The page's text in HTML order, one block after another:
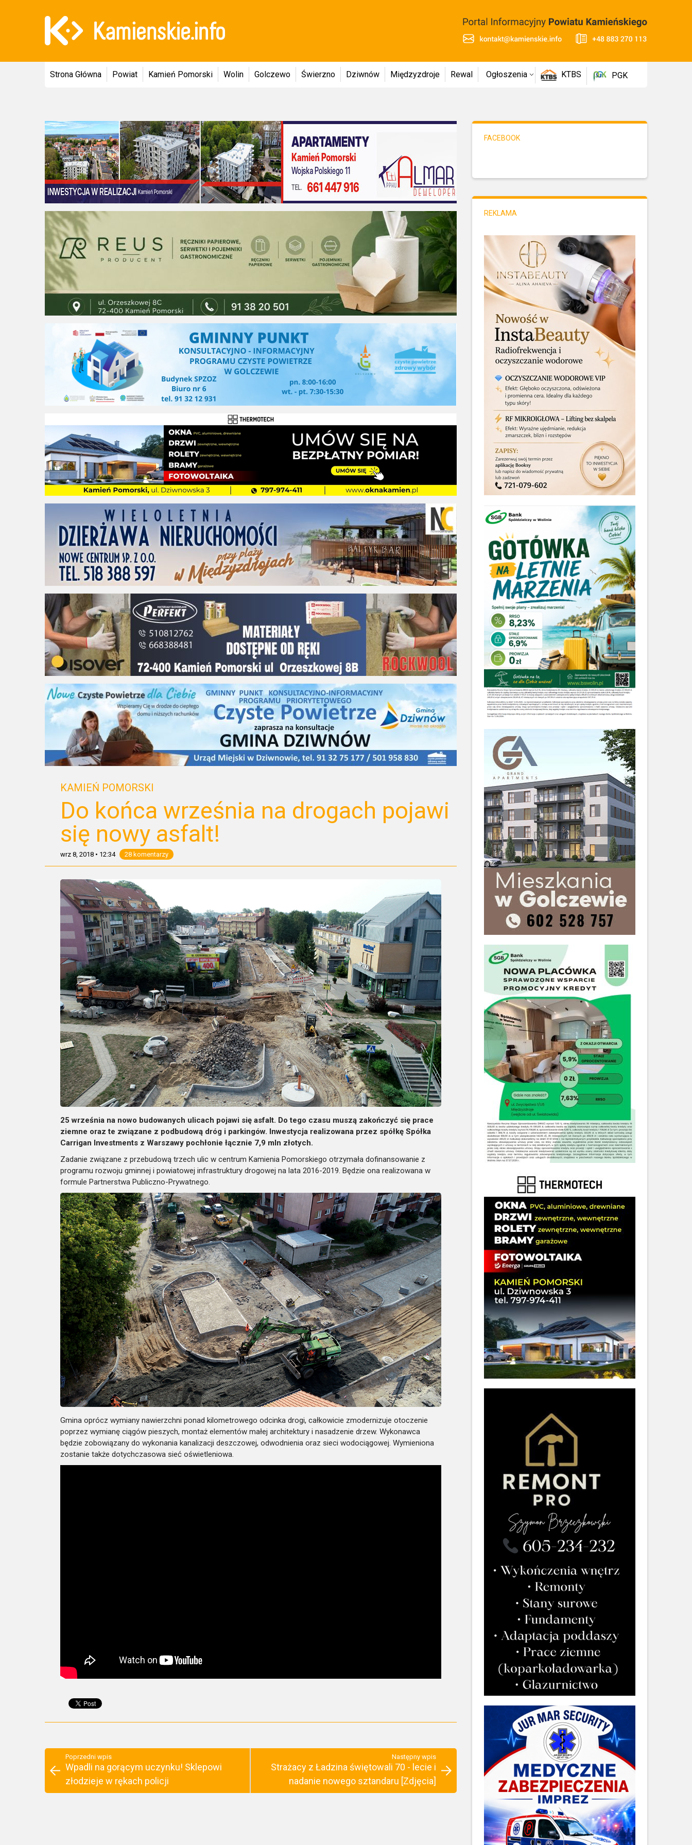
Strona Główna Powiat Kamień Pomorski Wolin Golczewo Świerzno Dziwnów Międzyzdroje Rewal Ogłoszenia KTBS PGK
KAMIEŃ POMORSKI
Do końca września na drogach pojawi
się nowy asfalt!
wrz 8, 2018 • 12:34 28 komentarzy
25 września na nowo budowanych ulicach pojawi się asfalt. Do tego czasu muszą zakończyć się prace
ziemne oraz te związane z podbudową dróg i parkingów. Inwestycja realizowana przez spółkę Spółka
Carrigan Investments z Warszawy pochłonie łącznie 7,9 mln złotych.
Zadanie związane z przebudową trzech ulic w centrum Kamienia Pomorskiego otrzymała dofinansowanie z
programu rozwoju gminnej i powiatowej infrastruktury drogowej na lata 2016-2019. Będzie ona realizowana w
formule Partnerstwa Publiczno-Prywatnego.
Gmina oprócz wymiany nawierzchni ponad kilometrowego odcinka drogi, całkowicie zmodernizuje otoczenie
poprzez wymianę ciągów pieszych, montaż elementów małej architektury i nasadzenie drzew. Wykonawca
będzie zobowiązany do wykonania kanalizacji deszczowej, odwodnienia oraz sieci wodociągowej. Wymieniona
zostanie także dotychczasowa sieć oświetleniowa.
Poprzedni wpis
Wpadli na gorącym uczynku! Sklepowi
złodzieje w rękach policji
Następny wpis
Strażacy z Ładzina świętowali 70 - lecie i
nadanie nowego sztandaru [Zdjęcia]
FACEBOOK
REKLAMA